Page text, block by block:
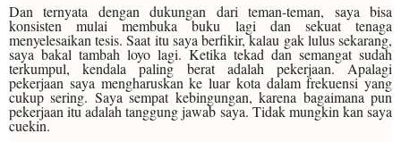
Dan ternyata dengan dukungan dari teman-teman, saya bisa
konsisten mulai membuka buku lagi dan sekuat tenaga
menyelesaikan tesis. Saat itu saya berfikir, kalau gak lulus sekarang,
saya bakal tambah loyo lagi. Ketika tekad dan semangat sudah
terkumpul, kendala paling berat adalah pekerjaan. Apalagi
pekerjaan saya mengharuskan ke luar kota dalam frekuensi yang
cukup sering. Saya sempat kebingungan, karena bagaimana pun
pekerjaan itu adalah tanggung jawab saya. Tidak mungkin kan saya
cuekin.